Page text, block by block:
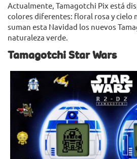
Actualmente, Tamagotchi Pix está
colores diferentes: floral rosa y cielo
suman esta Navidad los nuevos
naturaleza verde.
Tamagotchi Star Wars